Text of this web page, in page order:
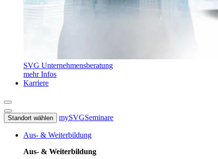
SVG Unternehmensberatung
mehr Infos
Karriere
Standort wählen mySVGSeminare
Aus- & Weiterbildung
Aus- & Weiterbildung